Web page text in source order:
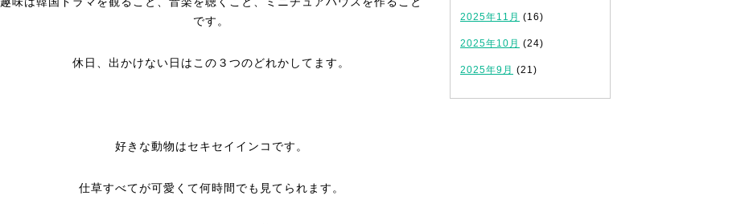
です。
休日、出かけない日はこの３つのどれかしてます。
好きな動物はセキセイインコです。
仕草すべてが可愛くて何時間でも見てられます。
2025年11月 (16)
2025年10月 (24)
2025年9月 (21)